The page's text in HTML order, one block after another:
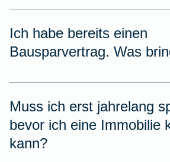
Ich habe bereits einen
Bausparvertrag. Was
Muss ich erst jahrelang
bevor ich eine Immobilie
kann?